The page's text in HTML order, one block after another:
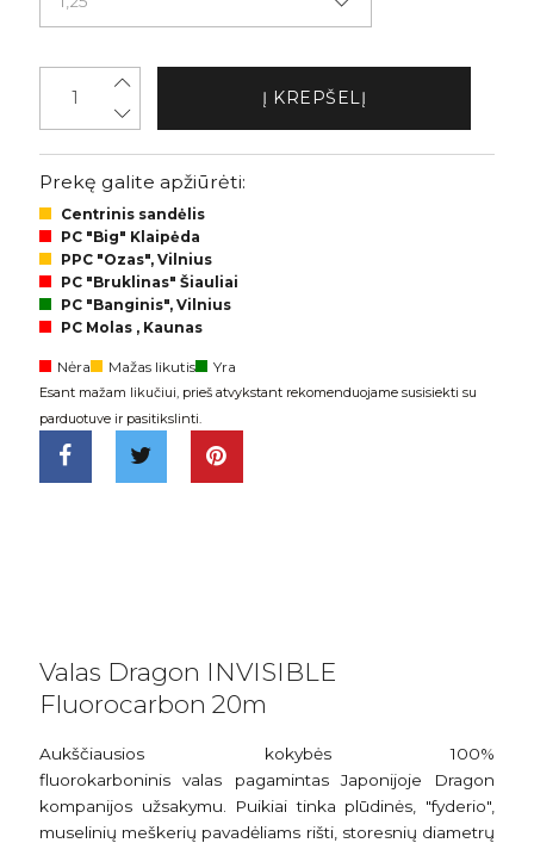
Į KREPŠELĮ
Prekę galite apžiūrėti:
Centrinis sandėlis
PC "Big" Klaipėda
PPC "Ozas", Vilnius
PC "Bruklinas" Šiauliai
PC "Banginis", Vilnius
PC Molas , Kaunas
Nėra Mažas likutis Yra
Esant mažam likučiui, prieš atvykstant rekomenduojame susisiekti su
parduotuve ir pasitikslinti.
Valas Dragon INVISIBLE
Fluorocarbon 20m
Aukščiausios kokybės 100%
fluorokarboninis valas pagamintas Japonijoje Dragon
kompanijos užsakymu. Puikiai tinka plūdinės, "fyderio",
muselinių meškerių pavadėliams rišti, storesnių diametrų